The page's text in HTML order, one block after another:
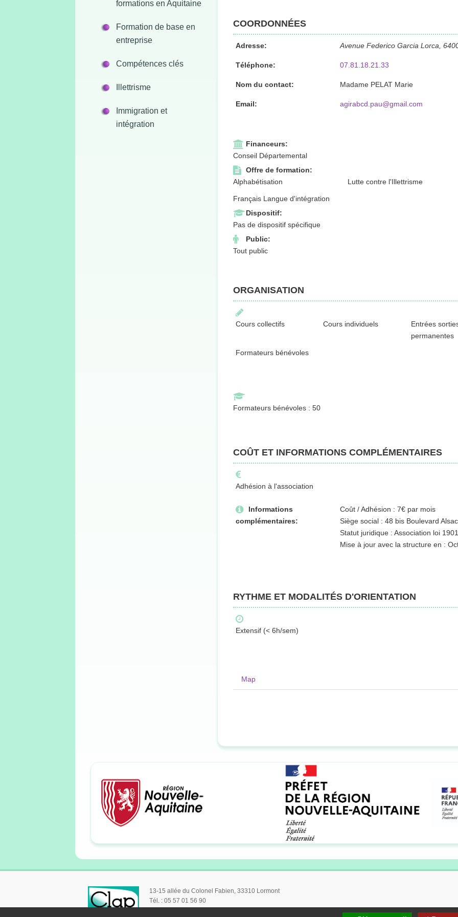
formations en Aquitaine
Formation de base en
entreprise
Compétences clés
Illettrisme
Immigration et
intégration
COORDONNÉES
Adresse: Avenue Federico Garcia Lorca,
Téléphone: 07.81.18.21.33
Nom du contact: Madame PELAT Marie
Email: agirabcd.pau@gmail.com
Financeurs:
Conseil Départemental
Offre de formation:
Alphabétisation
Lutte contre l'Illettrisme
Français Langue d'intégration
Dispositif:
Pas de dispositif spécifique
Public:
Tout public
ORGANISATION
Cours collectifs Cours individuels
Entrées
permanentes
Formateurs bénévoles
Formateurs bénévoles : 50
COÛT ET INFORMATIONS COMPLÉMENTAIRES
Adhésion à l'association
Informations
complémentaires:
Coût / Adhésion : 7€ par mois
Siège social : 48 bis Boulevard
Statut juridique : Association loi 1901
Mise à jour avec la structure en :
RYTHME ET MODALITÉS D'ORIENTATION
Extensif (< 6h/sem)
Map
13-15 allée du Colonel Fabien, 33310 Lormont
Tél. : 05 57 01 56 90